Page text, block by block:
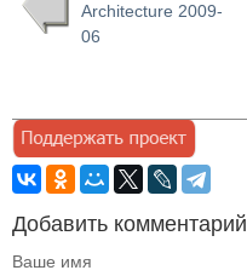
Architecture 2009-
06
Добавить комментарий
Ваше имя